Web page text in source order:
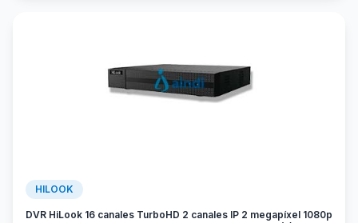
HILOOK
DVR HiLook 16 canales TurboHD 2 canales IP 2 megapíxel 1080p